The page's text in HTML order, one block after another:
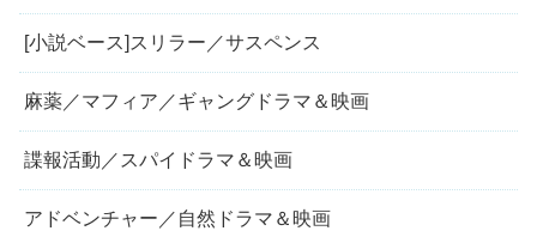
[小説ベース]スリラー／サスペンス
麻薬／マフィア／ギャングドラマ＆映画
諜報活動／スパイドラマ＆映画
アドベンチャー／自然ドラマ＆映画